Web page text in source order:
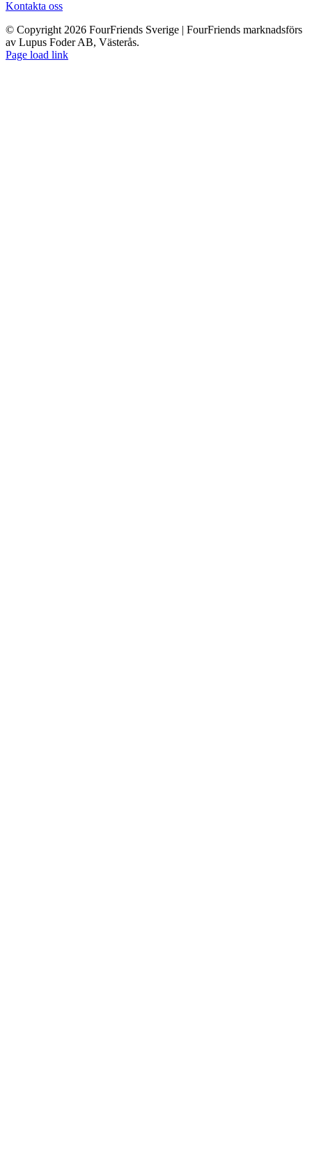
Kontakta oss
© Copyright 2026 FourFriends Sverige | FourFriends marknadsförs
av Lupus Foder AB, Västerås.
Page load link